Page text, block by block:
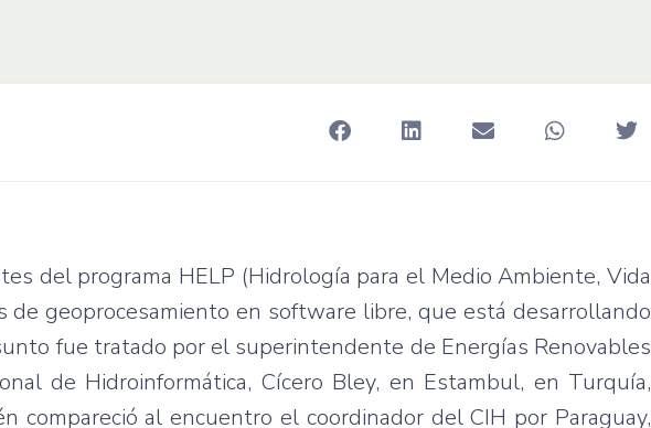
del programa HELP (Hidrología para el Medio Ambiente, Vida
de geoprocesamiento en software libre, que está desarrollando
fue tratado por el superintendente de Energías Renovables
de Hidroinformática, Cícero Bley, en Estambul, en Turquía,
compareció al encuentro el coordinador del CIH por Paraguay,